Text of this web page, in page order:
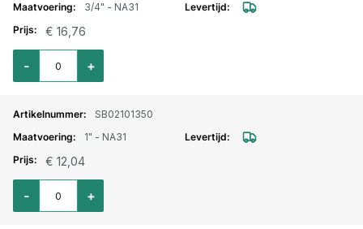
3/4" - NA31
€ 16,76
Aantal voor Storz lm. aansluitstuk binnendraad 3/4" - NA31
+
-
SB02101350
1" - NA31
€ 12,04
Aantal voor Storz lm. aansluitstuk binnendraad 1" - NA31
+
-